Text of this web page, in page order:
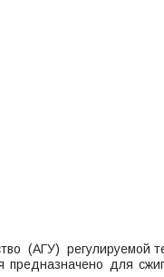
(АГУ) регулируемой
предназначено для